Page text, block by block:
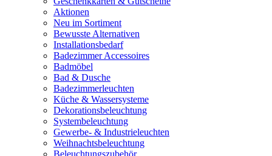
Aktionen
Neu im Sortiment
Bewusste Alternativen
Installationsbedarf
Badezimmer Accessoires
Badmöbel
Bad & Dusche
Badezimmerleuchten
Küche & Wassersysteme
Dekorationsbeleuchtung
Systembeleuchtung
Gewerbe- & Industrieleuchten
Weihnachtsbeleuchtung
Beleuchtungszubehör